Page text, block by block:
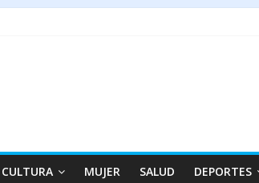
MUJER SALUD DEPORTES